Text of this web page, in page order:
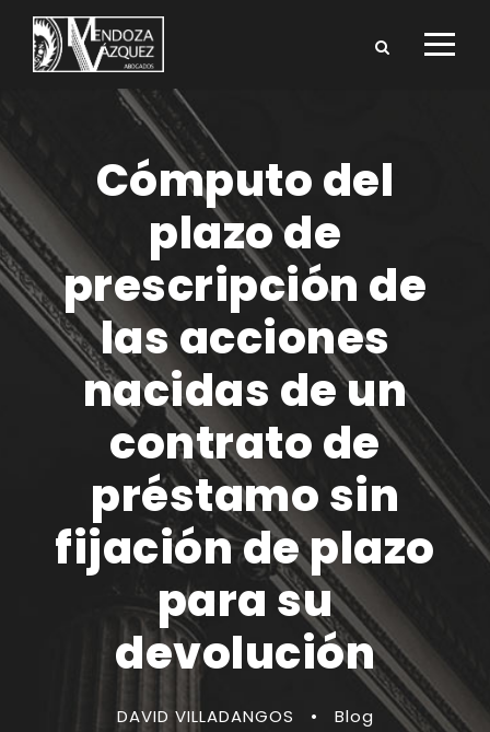
Cómputo del
plazo de
prescripción de
las acciones
nacidas de un
contrato de
préstamo sin
fijación de plazo
para su
devolución
DAVID VILLADANGOS •
Blog